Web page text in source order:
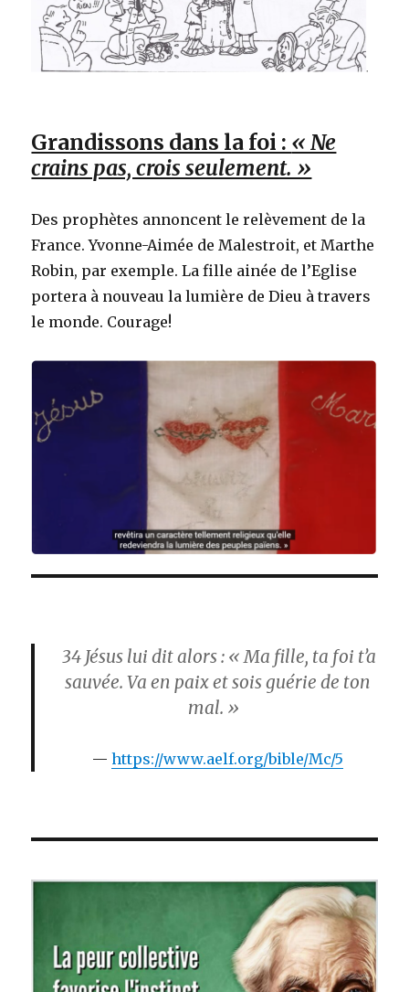
Grandissons dans la foi : « Ne
crains pas, crois seulement. »
Des prophètes annoncent le relèvement de la
France. Yvonne-Aimée de Malestroit, et Marthe
Robin, par exemple. La fille ainée de l’Eglise
portera à nouveau la lumière de Dieu à travers
le monde. Courage!
34 Jésus lui dit alors : « Ma fille, ta foi t’a
sauvée. Va en paix et sois guérie de ton
mal. »
https://www.aelf.org/bible/Mc/5